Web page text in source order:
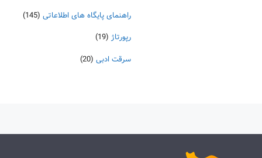
راهنمای پایگاه های اطلاعاتی (145)
رپورتاژ (19)
سرقت ادبی (20)